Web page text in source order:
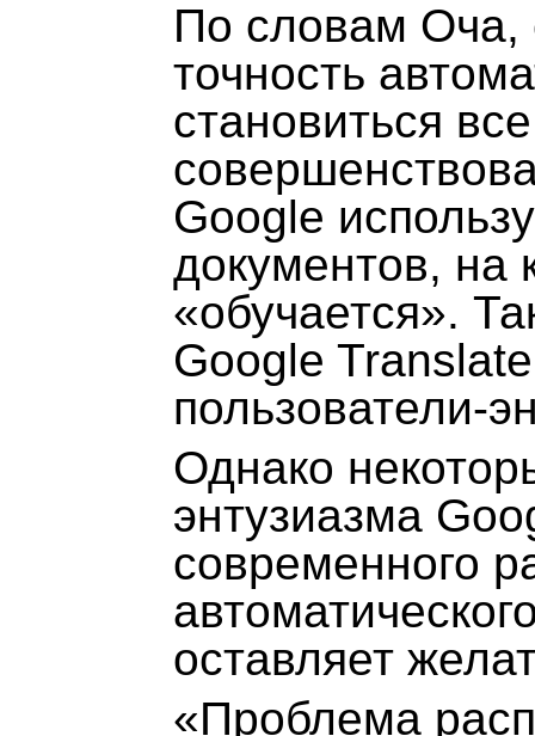
По словам Оча,
точность
становиться
Google
документов, на
«обучается».
Google
пользователи-
Однако
энтузиазма
современного
оставляет
«Проблема